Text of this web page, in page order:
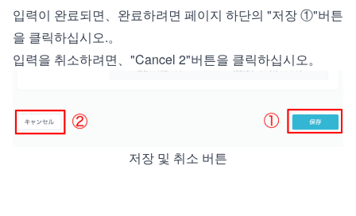
입력이 완료되면、완료하려면 페이지 하단의 "저장 ①"버튼
을 클릭하십시오.。
입력을 취소하려면、"Cancel 2"버튼을 클릭하십시오。
저장 및 취소 버튼